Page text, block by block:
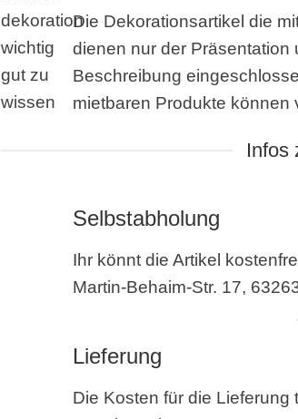
Die Dekorationsartikel die
dienen nur der Präsentation
Beschreibung
mietbaren Produkte
Infos
Selbstabholung
Ihr könnt die Artikel
Martin-Behaim-Str. 17,
Lieferung
Die Kosten für die